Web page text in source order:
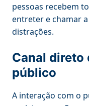
pessoas recebem
entreter e chamar
distrações.
Canal direto
público
A interação com o